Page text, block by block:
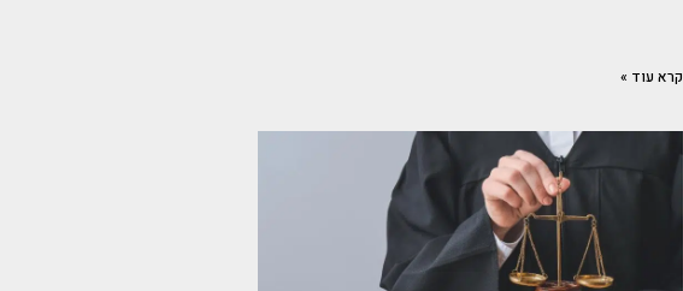
קרא עוד »